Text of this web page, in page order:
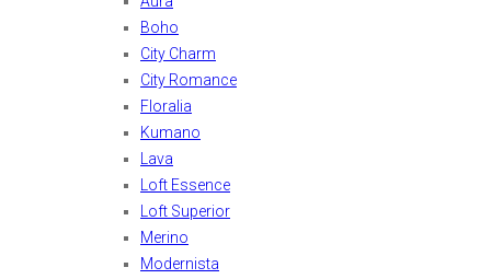
Boho
City Charm
City Romance
Floralia
Kumano
Lava
Loft Essence
Loft Superior
Merino
Modernista